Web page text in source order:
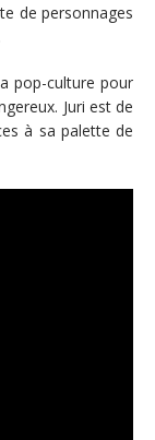
de personnages
pop-culture pour
Juri est de
à sa palette de